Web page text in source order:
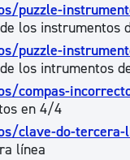
puzzle-
los instrumentos
puzzle-
los intrumentos
compas-
en 4/4
clave-do-tercera-
línea